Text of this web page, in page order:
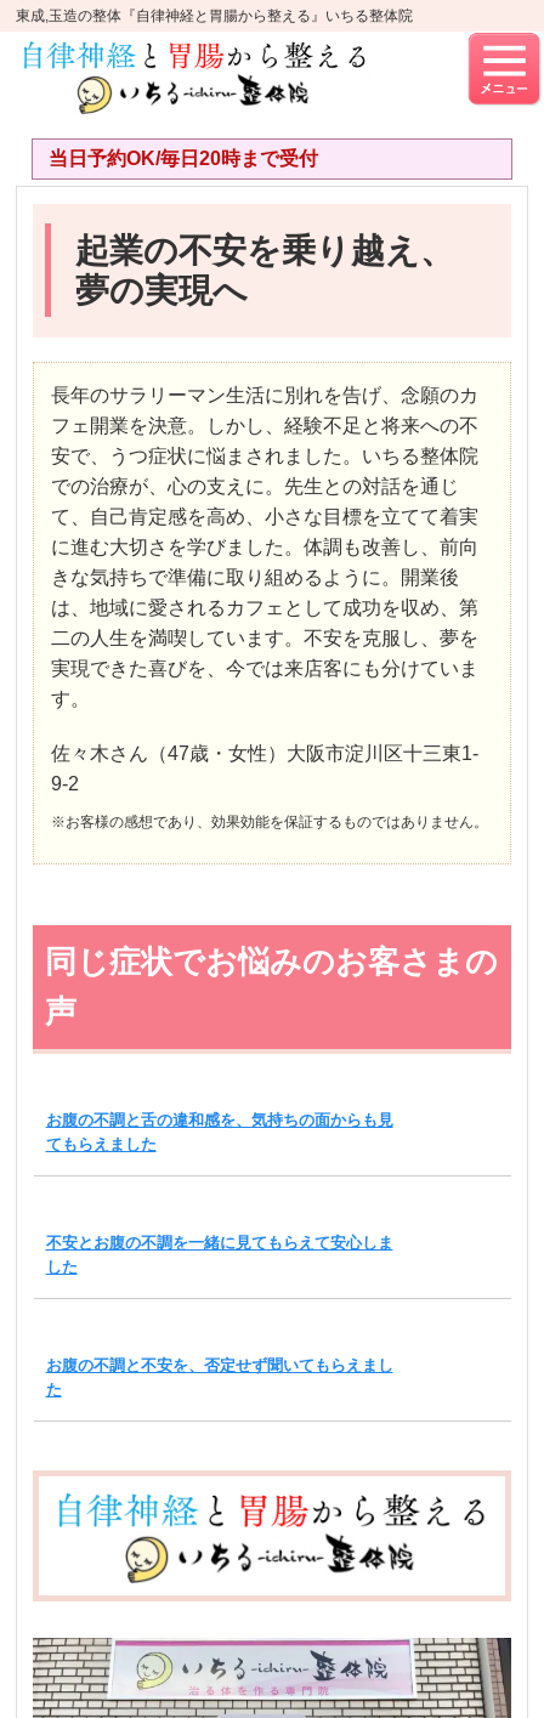
東成,玉造の整体『自律神経と胃腸から整える』いちる整体院
当日予約OK/毎日20時まで受付
起業の不安を乗り越え、
夢の実現へ
長年のサラリーマン生活に別れを告げ、念願のカ
フェ開業を決意。しかし、経験不足と将来への不
安で、うつ症状に悩まされました。いちる整体院
での治療が、心の支えに。先生との対話を通じ
て、自己肯定感を高め、小さな目標を立てて着実
に進む大切さを学びました。体調も改善し、前向
きな気持ちで準備に取り組めるように。開業後
は、地域に愛されるカフェとして成功を収め、第
二の人生を満喫しています。不安を克服し、夢を
実現できた喜びを、今では来店客にも分けていま
す。
佐々木さん（47歳・女性）大阪市淀川区十三東1-
9-2
※お客様の感想であり、効果効能を保証するものではありません。
同じ症状でお悩みのお客さまの
声
お腹の不調と舌の違和感を、気持ちの面からも見
てもらえました
不安とお腹の不調を一緒に見てもらえて安心しま
した
お腹の不調と不安を、否定せず聞いてもらえまし
た